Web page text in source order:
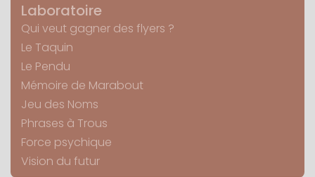
Laboratoire
Qui veut gagner des flyers ?
Le Taquin
Le Pendu
Mémoire de Marabout
Jeu des Noms
Phrases à Trous
Force psychique
Vision du futur